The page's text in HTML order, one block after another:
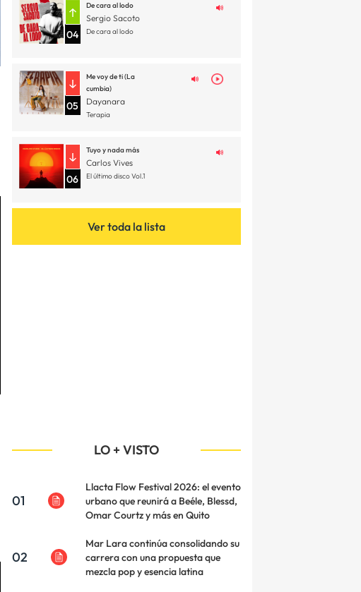
04
De cara al lodo
Sergio Sacoto
De cara al lodo
05
Me voy de ti (La
cumbia)
Dayanara
Terapia
06
Tuyo y nada más
Carlos Vives
El último disco Vol.1
Ver toda la lista
LO + VISTO
01
Llacta Flow Festival 2026: el evento
urbano que reunirá a Beéle, Blessd,
Omar Courtz y más en Quito
02
Mar Lara continúa consolidando su
carrera con una propuesta que
mezcla pop y esencia latina